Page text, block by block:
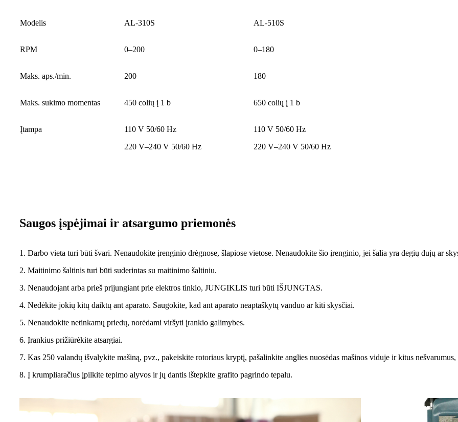
Modelis AL-310S AL-510S
RPM 0–200 0–180
Maks. aps./min. 200 180
Maks. sukimo momentas 450 colių į 1 b 650 colių į 1 b
Įtampa
110 V 50/60 Hz
220 V–240 V 50/60 Hz
110 V 50/60 Hz
220 V–240 V 50/60 Hz
Saugos įspėjimai ir atsargumo priemonės
1. Darbo vieta turi būti švari. Nenaudokite įrenginio drėgnose, šlapiose vietose. Nenaudokite šio įrenginio, jei šalia yra degių dujų ar
2. Maitinimo šaltinis turi būti suderintas su maitinimo šaltiniu.
3. Nenaudojant arba prieš prijungiant prie elektros tinklo, JUNGIKLIS turi būti IŠJUNGTAS.
4. Nedėkite jokių kitų daiktų ant aparato. Saugokite, kad ant aparato neaptaškytų vanduo ar kiti skysčiai.
5. Nenaudokite netinkamų priedų, norėdami viršyti įrankio galimybes.
6. Įrankius prižiūrėkite atsargiai.
7. Kas 250 valandų išvalykite mašiną, pvz., pakeiskite rotoriaus kryptį, pašalinkite anglies nuosėdas mašinos viduje ir kitus
8. Į krumpliaračius įpilkite tepimo alyvos ir jų dantis ištepkite grafito pagrindo tepalu.